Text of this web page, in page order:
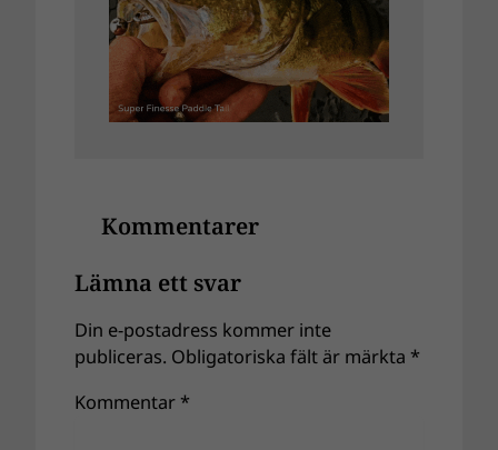
Kommentarer
Lämna ett svar
Din e-postadress kommer inte
publiceras. Obligatoriska fält är märkta *
Kommentar *